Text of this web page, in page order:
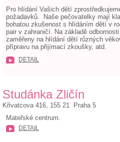
Pro hlídání Vašich dětí
požadavků. Naše pečovatelky mají
bohatou zkušenost s hlídáním dětí v
pair v zahraničí. Na základě
zaměřeny na hlídání dětí různých
přípravu na přijímací zkoušky, atd.
DETAIL
Studánka Zličín
Křivatcova 416, 155 21 Praha 5
Mateřské centrum.
DETAIL